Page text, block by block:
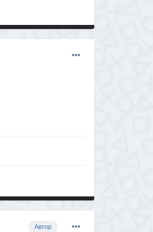
Автор